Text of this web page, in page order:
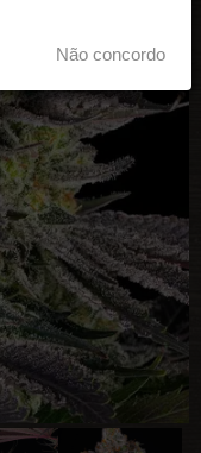
Não concordo